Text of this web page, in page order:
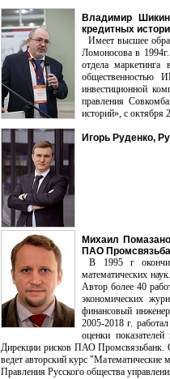
Владимир
кредитных
Имеет высшее
Ломоносова в
отдела
общественностью
инвестиционной
правления
историй», с октября
Игорь Руденко,
Михаил
ПАО
В 1995 г
математических
Автор более 40
экономических
финансовый
2005-2018 г.
оценки
Дирекции рисков ПАО Промсвязьбанк.
ведет авторский курс
Правления Русского общества